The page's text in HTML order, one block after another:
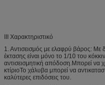
ΙΙΙ Χαρακτηριστικό
1. Αντισεισμός με ελαφρύ βάρος:
έκτασης είναι μόνο το 1/10 του
αντισεισμητική απόδοση.Μπορεί να
κτίριοΤο χάλυβα μπορεί να
καλύτερες επιδόσεις του.